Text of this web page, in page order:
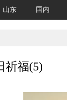
山东 国内
祈福(5)